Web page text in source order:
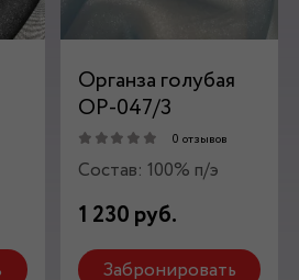
Органза голубая
ОР-047/3
0 отзывов
Состав: 100% п/э
1 230 руб.
Забронировать